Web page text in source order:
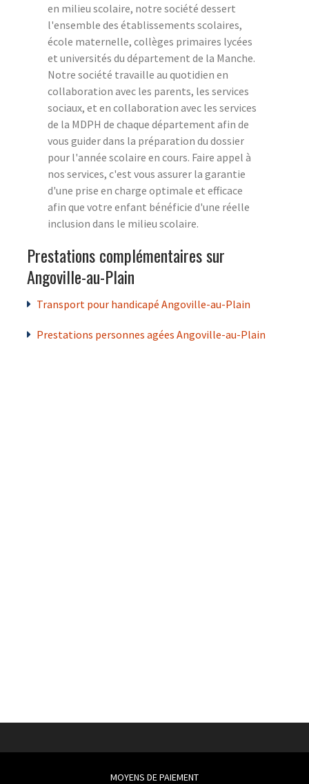
en milieu scolaire, notre société dessert
l'ensemble des établissements scolaires,
école maternelle, collèges primaires lycées
et universités du département de la Manche.
Notre société travaille au quotidien en
collaboration avec les parents, les services
sociaux, et en collaboration avec les services
de la MDPH de chaque département afin de
vous guider dans la préparation du dossier
pour l'année scolaire en cours. Faire appel à
nos services, c'est vous assurer la garantie
d'une prise en charge optimale et efficace
afin que votre enfant bénéficie d'une réelle
inclusion dans le milieu scolaire.
Prestations complémentaires sur
Angoville-au-Plain
Transport pour handicapé Angoville-au-Plain
Prestations personnes agées Angoville-au-Plain
MOYENS DE PAIEMENT